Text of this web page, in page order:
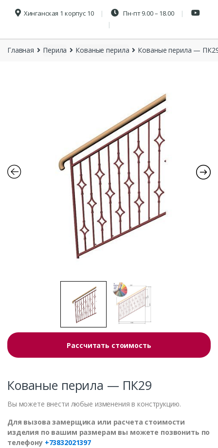
Хинганская 1 корпус 10 Пн-пт 9.00 – 18.00
Главная Перила Кованые перила Кованые перила —
Рассчитать стоимость
Кованые перила — ПК29
Вы можете внести любые изменения в конструкцию.
Для вызова замерщика или расчета стоимости
изделия по вашим размерам вы можете позвонить по
телефону +73832021397